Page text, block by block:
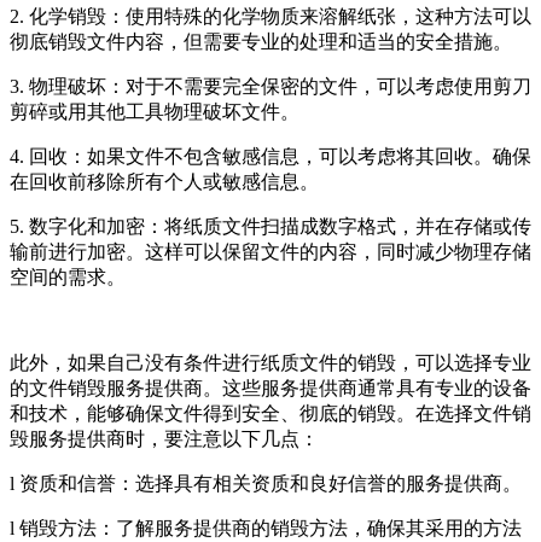
2. 化学销毁：使用特殊的化学物质来溶解纸张，这种方法可以
彻底销毁文件内容，但需要专业的处理和适当的安全措施。
3. 物理破坏：对于不需要完全保密的文件，可以考虑使用剪刀
剪碎或用其他工具物理破坏文件。
4. 回收：如果文件不包含敏感信息，可以考虑将其回收。确保
在回收前移除所有个人或敏感信息。
5. 数字化和加密：将纸质文件扫描成数字格式，并在存储或传
输前进行加密。这样可以保留文件的内容，同时减少物理存储
空间的需求。
此外，如果自己没有条件进行纸质文件的销毁，可以选择专业
的文件销毁服务提供商。这些服务提供商通常具有专业的设备
和技术，能够确保文件得到安全、彻底的销毁。在选择文件销
毁服务提供商时，要注意以下几点：
l 资质和信誉：选择具有相关资质和良好信誉的服务提供商。
l 销毁方法：了解服务提供商的销毁方法，确保其采用的方法